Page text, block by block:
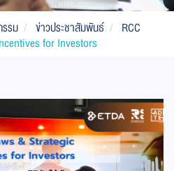
รม ข่าวประชาสัมพันธ์
RCC
for Investors